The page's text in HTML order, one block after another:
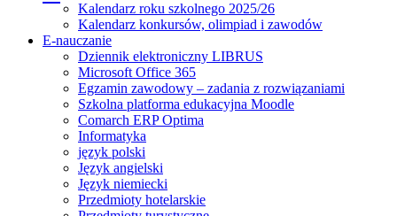
Kalendarz roku szkolnego 2025/26
Kalendarz konkursów, olimpiad i zawodów
E-nauczanie
Dziennik elektroniczny LIBRUS
Microsoft Office 365
Egzamin zawodowy – zadania z rozwiązaniami
Szkolna platforma edukacyjna Moodle
Comarch ERP Optima
Informatyka
język polski
Język angielski
Język niemiecki
Przedmioty hotelarskie